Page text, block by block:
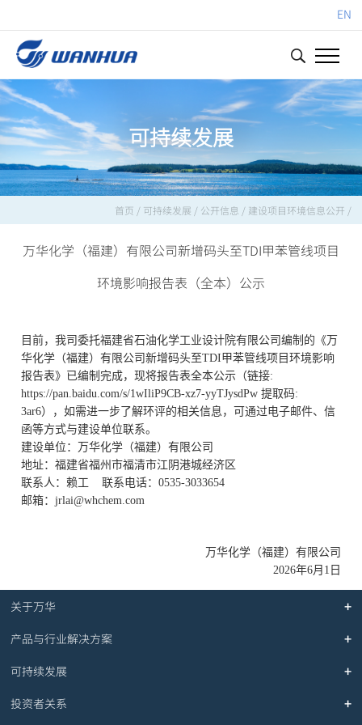
EN
可持续发展
首页 / 可持续发展 / 公开信息 / 建设项目环境信息公开 /
万华化学（福建）有限公司新增码头至TDI甲苯管线项目
环境影响报告表（全本）公示
目前，我司委托福建省石油化学工业设计院有限公司编制的《 万
华化学（福建）有限公司新增码头至TDI甲苯管线项目环境影响
报告表》已编制完成，现将报告表全本公示（链接:
https://pan.baidu.com/s/1wIliP9CB-xz7-yyTJysdPw 提取码:
3ar6），如需进一步了解环评的相关信息，可通过电子邮件、信
函等方式与建设单位联系。
建设单位：万华化学（福建）有限公司
地址：福建省福州市福清市江阴港城经济区
联系人：赖工 联系电话：0535-3033654
邮箱：jrlai@whchem.com
万华化学（福建）有限公司
2026年6月1日
关于万华
产品与行业解决方案
可持续发展
投资者关系